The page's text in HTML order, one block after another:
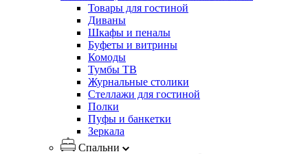
Товары для гостиной
Диваны
Шкафы и пеналы
Буфеты и витрины
Комоды
Тумбы ТВ
Журнальные столики
Стеллажи для гостиной
Полки
Пуфы и банкетки
Зеркала
Спальни